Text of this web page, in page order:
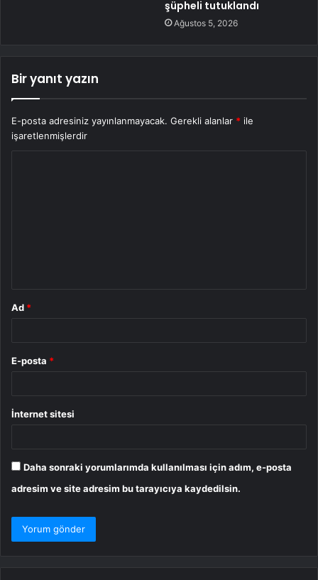
şüpheli tutuklandı
Ağustos 5, 2026
Bir yanıt yazın
E-posta adresiniz yayınlanmayacak. Gerekli alanlar * ile
işaretlenmişlerdir
Ad *
E-posta *
İnternet sitesi
Daha sonraki yorumlarımda kullanılması için adım, e-posta
adresim ve site adresim bu tarayıcıya kaydedilsin.